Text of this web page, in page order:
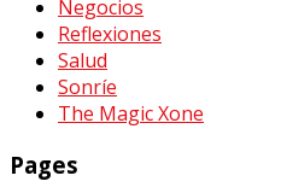
Negocios
Reflexiones
Salud
Sonríe
The Magic Xone
Pages